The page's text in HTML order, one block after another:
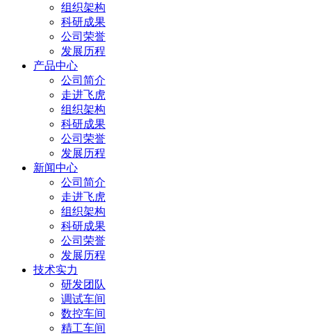
组织架构
科研成果
公司荣誉
发展历程
产品中心
公司简介
走进飞虎
组织架构
科研成果
公司荣誉
发展历程
新闻中心
公司简介
走进飞虎
组织架构
科研成果
公司荣誉
发展历程
技术实力
研发团队
调试车间
数控车间
精工车间